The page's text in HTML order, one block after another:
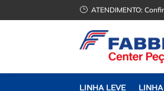
} ATENDIMENTO:
LINHA LEVE